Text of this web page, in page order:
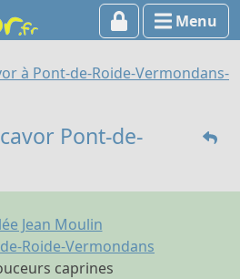
Menu
à Pont-de-Roide-Vermondans-
Pont-de-
Jean Moulin
Roide-Vermondans
caprines